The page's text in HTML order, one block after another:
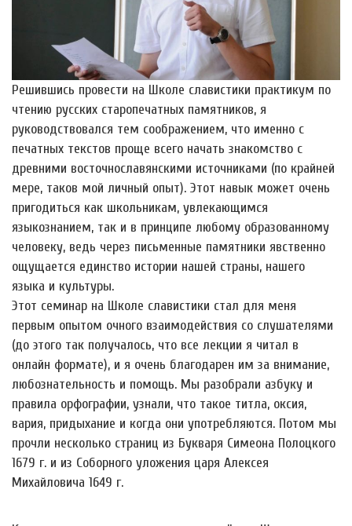
Решившись провести на Школе славистики практикум по
чтению русских старопечатных памятников, я
руководствовался тем соображением, что именно с
печатных текстов проще всего начать знакомство с
древними восточнославянскими источниками (по крайней
мере, таков мой личный опыт). Этот навык может очень
пригодиться как школьникам, увлекающимся
языкознанием, так и в принципе любому образованному
человеку, ведь через письменные памятники явственно
ощущается единство истории нашей страны, нашего
языка и культуры.
Этот семинар на Школе славистики стал для меня
первым опытом очного взаимодействия со слушателями
(до этого так получалось, что все лекции я читал в
онлайн формате), и я очень благодарен им за внимание,
любознательность и помощь. Мы разобрали азбуку и
правила орфографии, узнали, что такое титла, оксия,
вария, придыхание и когда они употребляются. Потом мы
прочли несколько страниц из Букваря Симеона Полоцкого
1679 г. и из Соборного уложения царя Алексея
Михайловича 1649 г.